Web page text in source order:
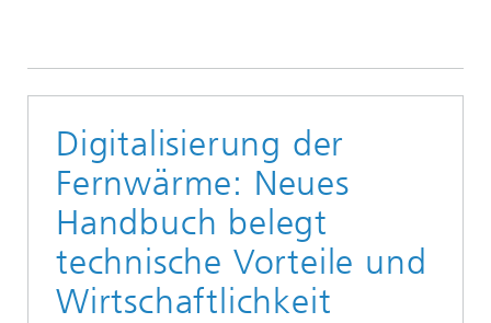
Digitalisierung der
Fernwärme: Neues
Handbuch belegt
technische Vorteile und
Wirtschaftlichkeit